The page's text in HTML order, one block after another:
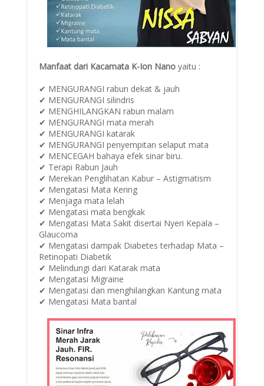
Manfaat dari Kacamata K-Ion Nano yaitu :
✔ MENGURANGI rabun dekat & jauh
✔ MENGURANGI silindris
✔ MENGHILANGKAN rabun malam
✔ MENGURANGI mata merah
✔ MENGURANGI katarak
✔ MENGURANGI penyempitan selaput mata
✔ MENCEGAH bahaya efek sinar biru.
✔ Terapi Rabun Jauh
✔ Merekan Penglihatan Kabur – Astigmatism
✔ Mengatasi Mata Kering
✔ Menjaga mata lelah
✔ Mengatasi mata bengkak
✔ Mengatasi Mata Sakit disertai Nyeri Kepala –
Glaucoma
✔ Mengatasi dampak Diabetes terhadap Mata –
Retinopati Diabetik
✔ Melindungi dari Katarak mata
✔ Mengatasi Migraine
✔ Mengatasi dan menghilangkan Kantung mata
✔ Mengatasi Mata bantal